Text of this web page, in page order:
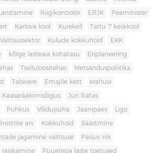
Laristamine Riigikontrolör ERJK Peaminister
Karlova kool Kurekell Tartu 7 keskkool
Valitsussektor Kulude kokkuhoid EKK
kõrge lasteaia kohatasu Eriplaneering
Tselluloositehas Metsanduspoliitika
Tabivere Emajõe kett erahuvi
Kaasarääkimisõigus Jüri Ratas
Puhkus Võidupüha Jaanipäev Ligo
arv Kokkuhoid Säästmine
jagamine valitsuse Paisuv riik
raiskamine Puuetega laste toetused